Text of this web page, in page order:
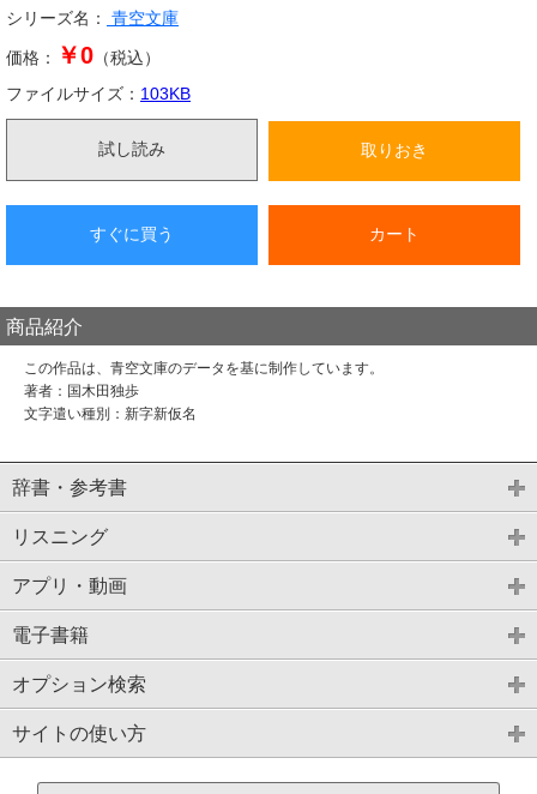
シリーズ名：
青空文庫
価格： ￥0 （税込）
ファイルサイズ： 103KB
試し読み 取りおき
すぐに買う カート
商品紹介
この作品は、青空文庫のデータを基に制作しています。
著者：国木田独歩
文字遣い種別：新字新仮名
辞書・参考書
リスニング
アプリ・動画
電子書籍
オプション検索
サイトの使い方